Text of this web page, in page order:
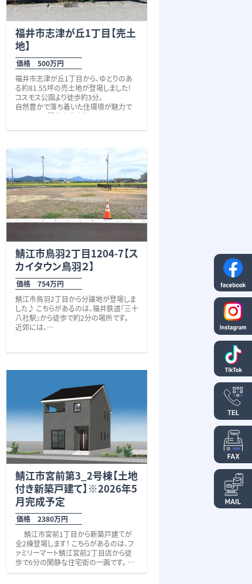
「東大通り」に面しているため、「城の橋通
り」や「国道８号線」へのアクセスも良好。
市内各地への移動もスムーズです。 建物
は、平成８年８月築の鉄骨造３階建てのし
っかりとした造りで、延床面積約３４坪の
ゆとりある住空間。
駐車は１台可能です。 子育て世代はもち
ろん、将来を見据えた住まいをお探しの
方にもおすすめです。
ぜひ現地で、この便利な住環境をご体感
ください。 校区 旭小学校（約200ｍ、
徒歩3分）・成和中学校（約850ｍ、徒歩
11分）
福井市志津が丘1丁目【売土
地】
価格 500万円
福井市志津が丘1丁目から、ゆとりのあ
る約81.55坪の売土地が登場しました！
コスモス公園より徒歩約3分。
自然豊かで落ち着いた住環境が魅力で
す。 周辺は閑静な住宅街となっており、
台確保したり、お庭や家庭菜園、ドッグラ
ンなど、ご家族の理想の暮らしを形にし
やすい広さです。
また、二方道路に面しているため開放感
があり、日当たりや風通しも良好。上下水
道引込み済みなのも嬉しいポイントです。
徒歩圏内には、ファミリーマート清水志津
が丘店（徒歩6分）やコメリ清水店（徒歩8
さらに車で約3分の場所には「ふくい健康
の森」があり、
ウォーキングやアスレチック、プールなど、
す。
そのほか、
「PLANT-3」まで車で約7分、「パワーセン
ターワッセ」まで車で約12分、「MEGAド
分と、お買い物環境も充実しています。
自然の豊かさと利便性を兼ね備えた志
津が丘で、新しい暮らしを始めてみません
か？ 些細なことでも何でもお気軽にお
問い合わせください。 お待ちしておりま
す。 校区 清水西小学校（約550ｍ・徒
ス：集中LPG
※地勢：高低差有り
鯖江市鳥羽2丁目1204-7【ス
カイタウン鳥羽２】
価格 754万円
鯖江市鳥羽2丁目から分譲地が登場しま
した♪ こちらがあるのは、福井鉄道『三十
八社駅』から徒歩で約2分の場所です。
近郊には、
アルビスさばえ鳥羽店（徒歩9分）、ウェル
また、駅まですぐ近くで、通勤・通学に大変
「つつじ通り」や、「歴史の道通り」、
「西縦貫線」にも近く、福井市へのアクセ
スも大変良好です！ 是非、いかがでしょう
か？
その他、些細なことでも何でもお気軽に
お問い合わせください。
お待ちしております。 校区 鳥羽小学
校、中央中学校 福井鉄道『三十八社』駅
あり（上下水道負担金込み）
※許可番号：第22イ-R06-3号
鯖江市宮前第3_2号棟【土地
付き新築戸建て】※2026年5
月完成予定
価格 2380万円
全2棟登場します！ こちらがあるのは、フ
ァミリーマート鯖江宮前2丁目店から徒
歩で6分の閑静な住宅街の一画です。 近
郊には、